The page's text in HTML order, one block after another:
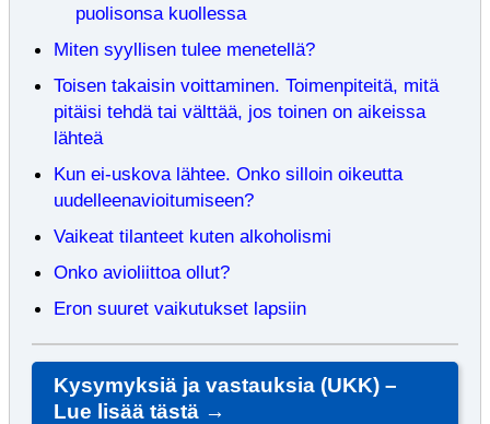
puolisonsa kuollessa
Miten syyllisen tulee menetellä?
Toisen takaisin voittaminen. Toimenpiteitä, mitä
pitäisi tehdä tai välttää, jos toinen on aikeissa
lähteä
Kun ei-uskova lähtee. Onko silloin oikeutta
uudelleenavioitumiseen?
Vaikeat tilanteet kuten alkoholismi
Onko avioliittoa ollut?
Eron suuret vaikutukset lapsiin
Kysymyksiä ja vastauksia (UKK) –
Lue lisää tästä →